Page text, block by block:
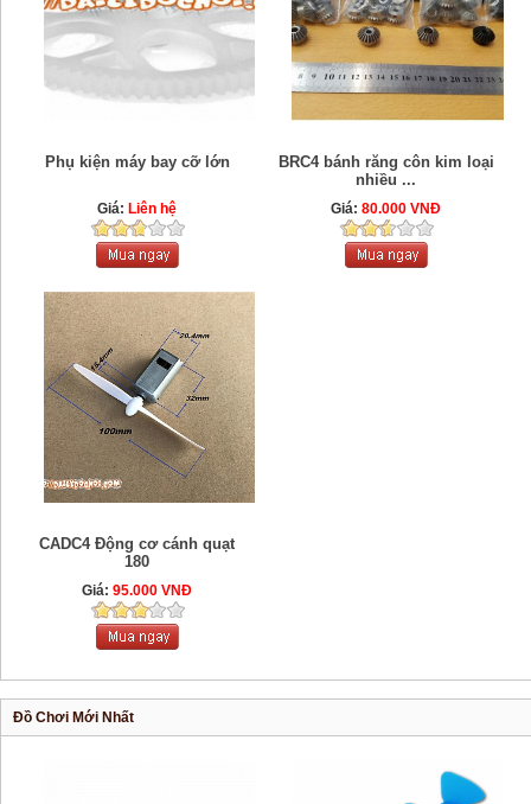
Phụ kiện máy bay cỡ lớn
Giá:Liên hệ
BRC4 bánh răng côn kim loại
nhiều ...
Giá:80.000 VNĐ
CADC4 Động cơ cánh quạt
180
Giá:95.000 VNĐ
Đồ Chơi Mới Nhất